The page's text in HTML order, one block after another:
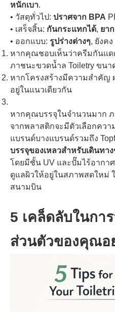
หนักเบา.
• วัสดุทั่วไป: ปราศจาก BPA
• เสร็จสิ้น: กันกระแทกได้, ยาก
• ออกแบบ: รูปร่างต่างๆ, ยังคง
หากคุณชอบเห็นว่าครีมกันแด
ภาชนะขวดน้ำล Toiletry ขนา
หากโครงสร้างมีความสำคัญ
อยู่ในแนวเดียวกัน
หากคุณบรรจุในจำนวนมาก
จากพลาสติกจะมีตัวเลือกคว
แบรนด์บางแบรนด์รวมถึง
บรรจุของเหลวสำหรับเดินทา
โดยมีชั้น UV และปั๊มไร้อาก
ดูแลผิวให้อยู่ในสภาพสดใหม่
สนามบิน
5 เคล็ดลับในกา
ส่วนตัวของคุณอ